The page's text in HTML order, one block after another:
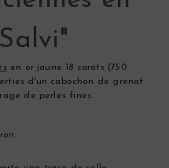
en or jaune 18 carats (750
d'un cabochon de grenat
de perles fines.